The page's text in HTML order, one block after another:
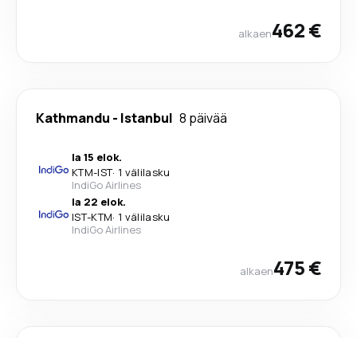
alkaen462 €
Kathmandu - Istanbul 8 päivää
la 15 elok.
KTM-IST· 1 välilasku
IndiGo Airlines
la 22 elok.
IST-KTM· 1 välilasku
IndiGo Airlines
alkaen475 €